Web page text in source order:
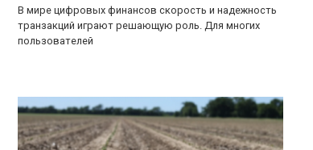
В мире цифровых финансов скорость и надежность
транзакций играют решающую роль. Для многих
пользователей